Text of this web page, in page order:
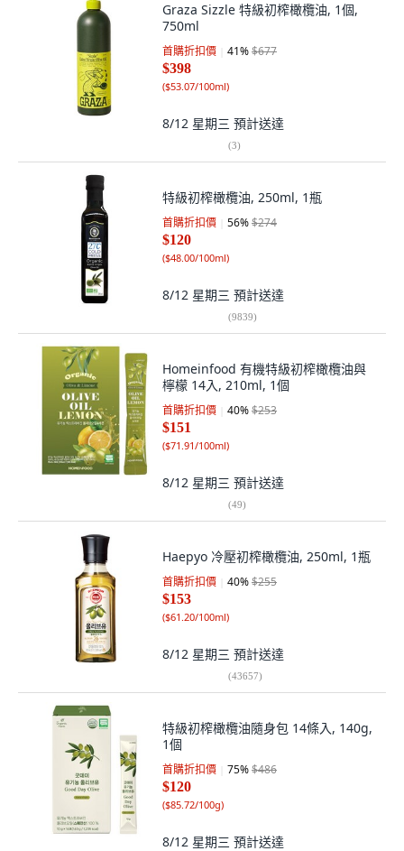
Graza Sizzle 特級初榨橄欖油, 1個,
750ml
首購折扣價 41%$677
$398
($53.07/100ml)
8/12 星期三 預計送達
(3)
特級初榨橄欖油, 250ml, 1瓶
首購折扣價 56%$274
$120
($48.00/100ml)
8/12 星期三 預計送達
(9839)
Homeinfood 有機特級初榨橄欖油與
檸檬 14入, 210ml, 1個
首購折扣價 40%$253
$151
($71.91/100ml)
8/12 星期三 預計送達
(49)
Haepyo 冷壓初榨橄欖油, 250ml, 1瓶
首購折扣價 40%$255
$153
($61.20/100ml)
8/12 星期三 預計送達
(43657)
特級初榨橄欖油隨身包 14條入, 140g,
1個
首購折扣價 75%$486
$120
($85.72/100g)
8/12 星期三 預計送達